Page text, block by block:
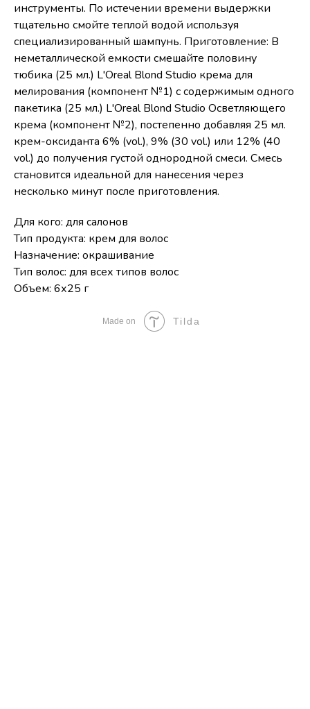
инструменты. По истечении времени выдержки
тщательно смойте теплой водой используя
специализированный шампунь. Приготовление: В
неметаллической емкости смешайте половину
тюбика (25 мл.) L'Oreal Blond Studio крема для
мелирования (компонент №1) с содержимым одного
пакетика (25 мл.) L'Oreal Blond Studio Осветляющего
крема (компонент №2), постепенно добавляя 25 мл.
крем-оксиданта 6% (vol.), 9% (30 vol.) или 12% (40
vol.) до получения густой однородной смеси. Смесь
становится идеальной для нанесения через
несколько минут после приготовления.
Для кого: для салонов
Тип продукта: крем для волос
Назначение: окрашивание
Тип волос: для всех типов волос
Объем: 6х25 г
Made on Tilda